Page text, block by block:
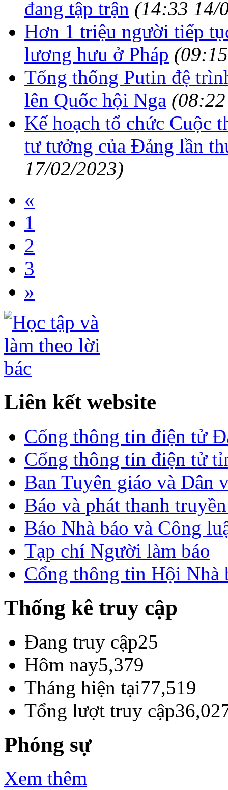
đang tập trận (14:33 14/
Hơn 1 triệu người tiếp
lương hưu ở Pháp
Tổng thống Putin đệ
lên Quốc hội Nga
Kế hoạch tổ chức Cuộc
tư tưởng của Đảng lần
17/02/2023)
«
1
2
3
»
Liên kết website
Cổng thông tin điện tử
Cổng thông tin điện tử
Ban Tuyên giáo và Dân
Báo và phát thanh
Báo Nhà báo và Công
Tạp chí Người làm báo
Cổng thông tin Hội Nhà
Thống kê truy cập
Đang truy cập25
Hôm nay5,379
Tháng hiện tại77,519
Tổng lượt truy cập
Phóng sự
Xem thêm